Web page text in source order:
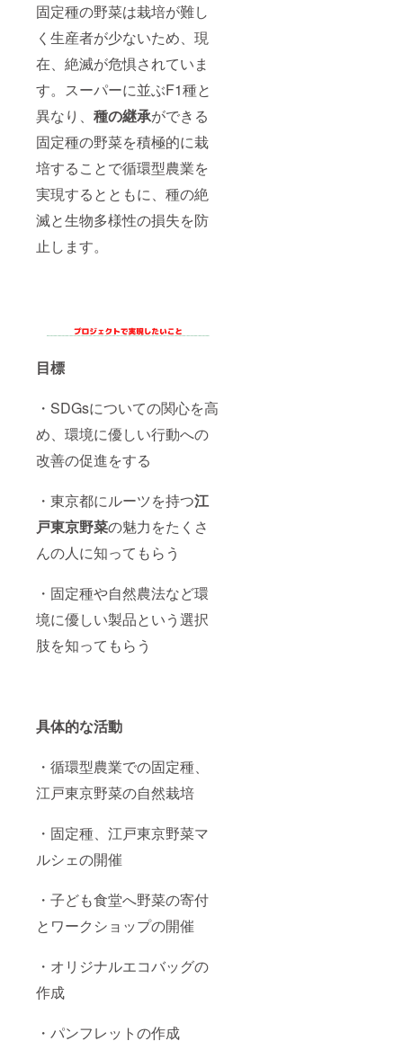
固定種の野菜は栽培が難し
く生産者が少ないため、現
在、絶滅が危惧されていま
す。スーパーに並ぶF1種と
異なり、 種の継承ができる
固定種の野菜を積極的に栽
培することで循環型農業を
実現するとともに、種の絶
滅と生物多様性の損失を防
止します。
目標
・SDGsについての関心を高
め、環境に優しい行動への
改善の促進をする
・東京都にルーツを持つ江
戸東京野菜の魅力をたくさ
んの人に知ってもらう
・固定種や自然農法など環
境に優しい製品という選択
肢を知ってもらう
具体的な活動
・循環型農業での固定種、
江戸東京野菜の自然栽培
・固定種、江戸東京野菜マ
ルシェの開催
・子ども食堂へ野菜の寄付
とワークショップの開催
・オリジナルエコバッグの
作成
・パンフレットの作成